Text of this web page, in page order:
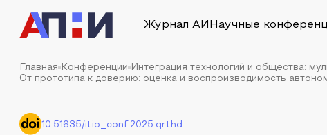
Журнал АИ Научные
Главная Конференции
Интеграция технологий и общества:
От прототипа к доверию: оценка и воспроизводимость
10.51635/itio_conf.2025.qrthd